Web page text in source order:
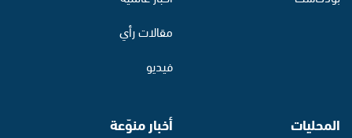
مقالات رأي
فيديو
المحليات أخبار منوّعة